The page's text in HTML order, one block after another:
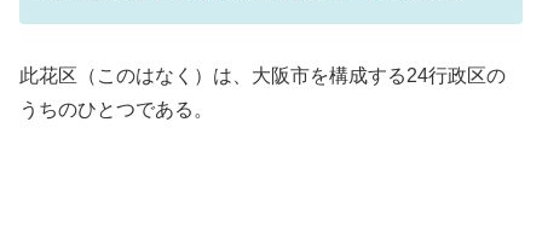
此花区（このはなく）は、大阪市を構成する24行政区の
うちのひとつである。